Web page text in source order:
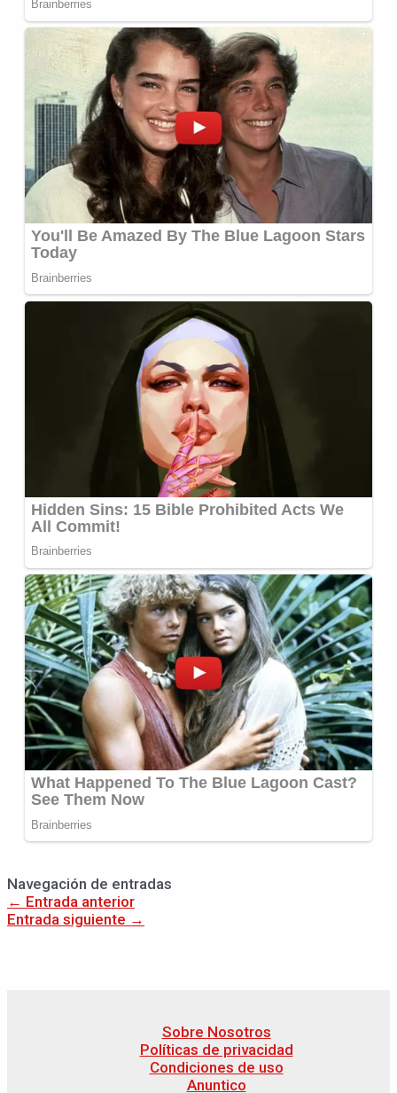
Navegación de entradas
← Entrada anterior
Entrada siguiente →
Sobre Nosotros
Políticas de privacidad
Condiciones de uso
Anuntico